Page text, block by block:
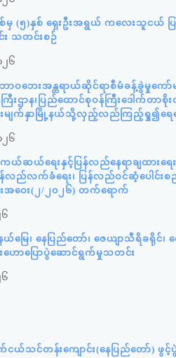
(၅)နှစ် ရှေးဦးအရွယ် ကလေးသူငယ် ပြု
း သတင်းစဉ်
၆
ာဝဘေးအန္တရာယ်ဆိုင်ရာစီမံခန့်ခွဲမှုက
ကြီးဌာန၊ပြည်ထောင်စုဝန်ကြီးဒေါက်တ
မျက်နှာမြို့နယ်သို့လှည့်လည်ကြည့်ရှု၍ရေဘေ
၆
ယ်ဆယ်ရေးနှင့်ပြန်လည်နေရာချထားရ
ြန်လည်လက်ခံရေး၊ ပြန်လည်ဝင်ဆံ့ပေါင်
အဝေး(၂/၂၀၂၆) တက်ရောက်
ယ်မြေ၊ နေပြည်တော်၊ ဇေယျာသီရိခရိုင်
ောပြောပွဲဆောင်ရွက်မှုသတင်း
ယ်သင်တန်းကျောင်း(နေပြည်တော်) ဖွင့်ပွဲ